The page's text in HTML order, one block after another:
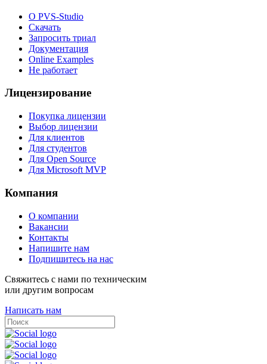
О PVS-Studio
Скачать
Запросить триал
Документация
Online Examples
Не работает
Лицензирование
Покупка лицензии
Выбор лицензии
Для клиентов
Для студентов
Для Open Source
Для Microsoft MVP
Компания
О компании
Вакансии
Контакты
Напишите нам
Подпишитесь на нас
Свяжитесь с нами по техническим
или другим вопросам
Написать нам